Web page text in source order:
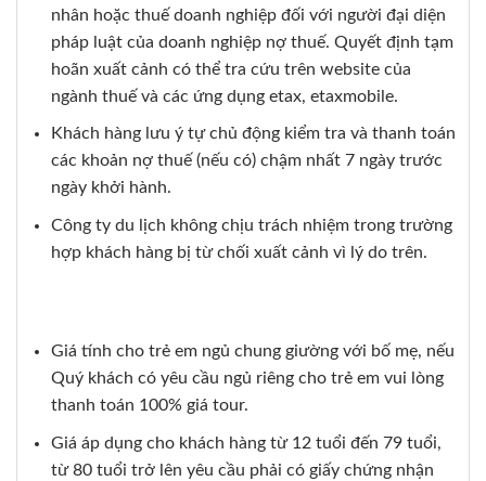
nhân hoặc thuế doanh nghiệp đối với người đại diện
pháp luật của doanh nghiệp nợ thuế. Quyết định tạm
hoãn xuất cảnh có thể tra cứu trên website của
ngành thuế và các ứng dụng etax, etaxmobile.
Khách hàng lưu ý tự chủ động kiểm tra và thanh toán
các khoản nợ thuế (nếu có) chậm nhất 7 ngày trước
ngày khởi hành.
Công ty du lịch không chịu trách nhiệm trong trường
hợp khách hàng bị từ chối xuất cảnh vì lý do trên.
Giá tính cho trẻ em ngủ chung giường với bố mẹ, nếu
Quý khách có yêu cầu ngủ riêng cho trẻ em vui lòng
thanh toán 100% giá tour.
Giá áp dụng cho khách hàng từ 12 tuổi đến 79 tuổi,
từ 80 tuổi trở lên yêu cầu phải có giấy chứng nhận